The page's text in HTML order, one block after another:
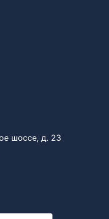
шоссе, д. 23